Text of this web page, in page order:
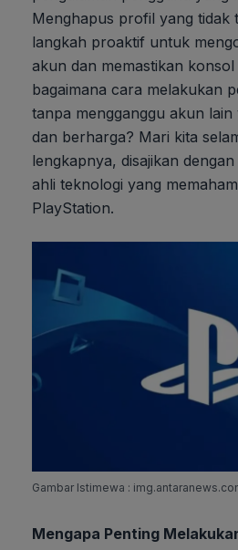
Menghapus profil yang tidak
langkah proaktif untuk
akun dan memastikan konsol
bagaimana cara melakukan
tanpa mengganggu akun
dan berharga? Mari kita
lengkapnya, disajikan
ahli teknologi yang
PlayStation.
Gambar Istimewa :
Mengapa Penting